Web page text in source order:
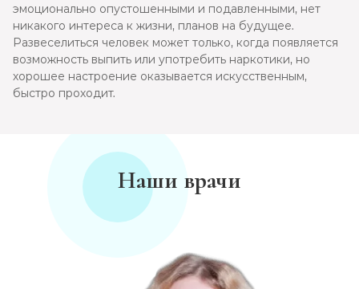
эмоционально опустошенными и подавленными, нет
никакого интереса к жизни, планов на будущее.
Развеселиться человек может только, когда появляется
возможность выпить или употребить наркотики, но
хорошее настроение оказывается искусственным,
быстро проходит.
Наши врачи